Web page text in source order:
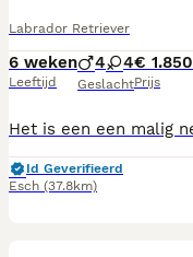
Labrador Retriever
6 weken
Leeftijd
4 4
Geslacht
€ 1.850
Prijs
Id Geverifieerd
Esch (37.8km)